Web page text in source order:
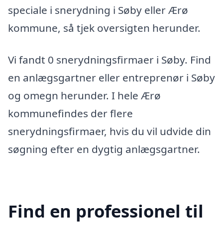
speciale i snerydning i Søby eller Ærø
kommune, så tjek oversigten herunder.
Vi fandt 0 snerydningsfirmaer i Søby. Find
en anlægsgartner eller entreprenør i Søby
og omegn herunder. I hele Ærø
kommunefindes der flere
snerydningsfirmaer, hvis du vil udvide din
søgning efter en dygtig anlægsgartner.
Find en professionel til